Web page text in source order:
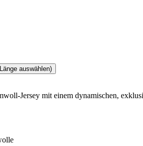
auswählen)
Jersey mit einem dynamischen,